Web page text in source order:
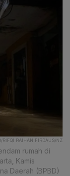
RIFQI RAIHAN FIRDAUS/NZ
rumah di
Kamis
Daerah (BPBD)